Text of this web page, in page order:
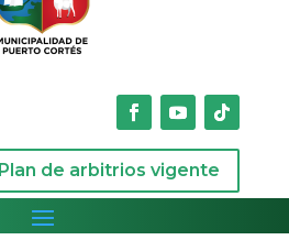
Plan de arbitrios vigente